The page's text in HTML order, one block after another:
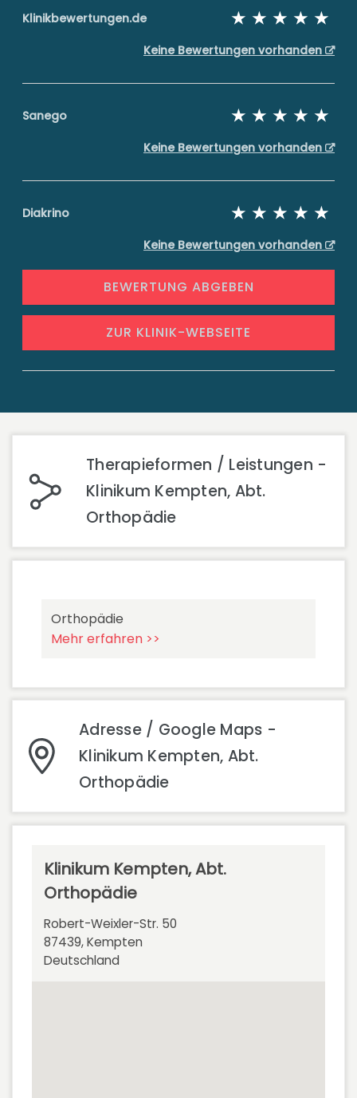
Klinikbewertungen.de
Keine Bewertungen vorhanden
Sanego
Keine Bewertungen vorhanden
Diakrino
Keine Bewertungen vorhanden
BEWERTUNG ABGEBEN
ZUR KLINIK-WEBSEITE
Therapieformen / Leistungen -
Klinikum Kempten, Abt.
Orthopädie
Orthopädie
Mehr erfahren >>
Adresse / Google Maps -
Klinikum Kempten, Abt.
Orthopädie
Klinikum Kempten, Abt.
Orthopädie
Robert-Weixler-Str. 50
87439, Kempten
Deutschland